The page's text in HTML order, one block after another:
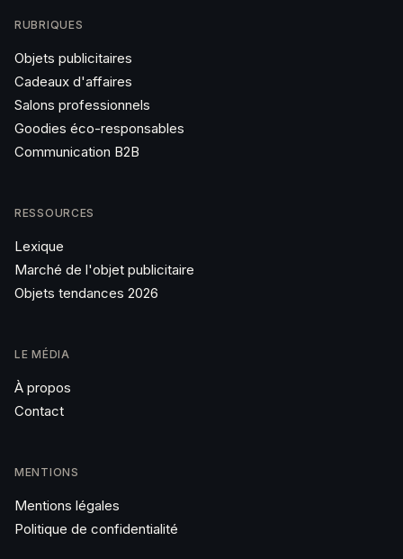
RUBRIQUES
Objets publicitaires
Cadeaux d'affaires
Salons professionnels
Goodies éco-responsables
Communication B2B
RESSOURCES
Lexique
Marché de l'objet publicitaire
Objets tendances 2026
LE MÉDIA
À propos
Contact
MENTIONS
Mentions légales
Politique de confidentialité